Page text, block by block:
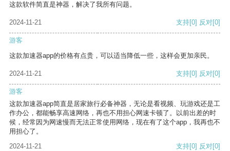
这款软件简直是神器，解决了我所有问题。
2024-11-21 支持[0] 反对[0]
游客
这款加速器app的价格有点贵，可以适当降低一些，这样会更加亲民。
2024-11-21 支持[0] 反对[0]
游客
这款加速器app简直是居家旅行必备神器，无论是看视频、玩游戏还是工
作办公，都能畅享高速网络，再也不用担心网速卡顿了。以前出差的时
候，经常因为网速慢而无法正常使用网络，现在有了这个app，我再也不
用担心了。
2024-11-21
支持[0] 反对[0]